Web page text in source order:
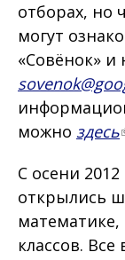
отборах, но
могут
«Совёнок» и
можно здесь
С осени
открылись
классов.